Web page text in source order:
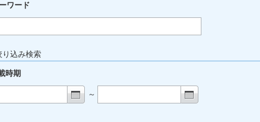
ワード
り込み検索
時期
～